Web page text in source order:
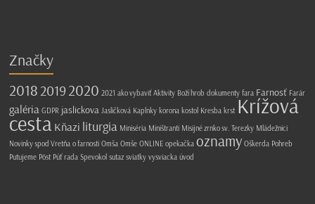
Značky
2018 2019 2020 2021 ako vybaviť Aktivity Boží hrob dokumenty fara Farnosť Farár
galéria GDPR jaslickova Jasličková Kaplnky korona kostol Kresba krst Krížová
cesta Kňazi liturgia Miniséria Miništranti Misijné zrnko sv. Terezky Mládežnici
Novinky spod Vretňa o farnosti Omša Omše ONLINE opekačka oznamy Oškerda Pohreb
Putujeme Pôst Púť rada Spevokol sutaz sviatky vysviacka úvod